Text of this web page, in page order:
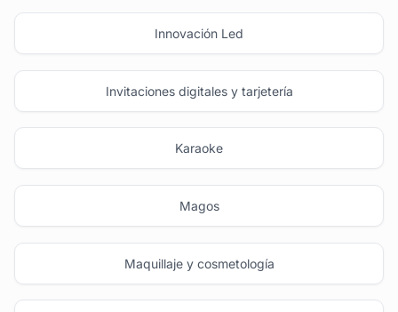
Innovación Led
Invitaciones digitales y tarjetería
Karaoke
Magos
Maquillaje y cosmetología